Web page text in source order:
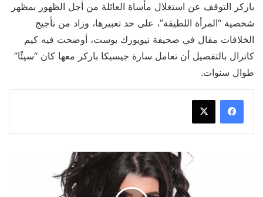
باركر التوقف عن استغلال مأساة العائلة من أجل الظهور بمظهر
شخصية “المرأة اللطيفة”، على حد تعبيرها، وزاد من تأجيج
الخلافات مقال في صحيفة نيويورك بوست، أوضحت فيه كيم
كاترال بالتفصيل أن تعامل سارة جيسيكا باركر معها كان “سيئًا”
طوال سنوات.